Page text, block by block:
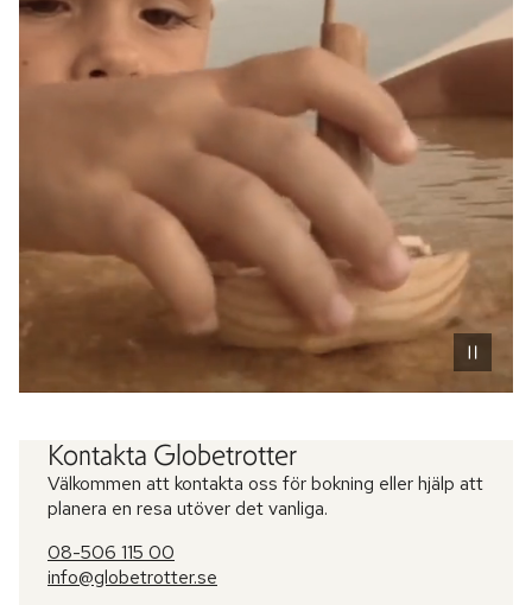
Kontakta Globetrotter
Välkommen att kontakta oss för bokning eller hjälp att
planera en resa utöver det vanliga.
08-506 115 00
info@globetrotter.se